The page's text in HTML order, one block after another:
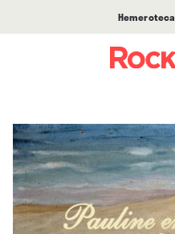
Hemeroteca